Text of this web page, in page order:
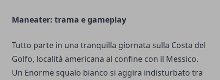
Maneater: trama e gameplay
Tutto parte in una tranquilla giornata sulla Costa del
Golfo, località americana al confine con il Messico.
Un Enorme squalo bianco si aggira indisturbato tra